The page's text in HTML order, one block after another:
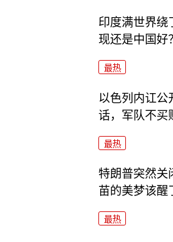
印度满世界绕
现还是中国好？
最热
以色列内讧公
话，军队不买
最热
特朗普突然关
苗的美梦该醒
最热